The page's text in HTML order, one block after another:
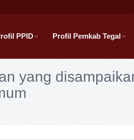
PPID Profil Pemkab Tegal
yang